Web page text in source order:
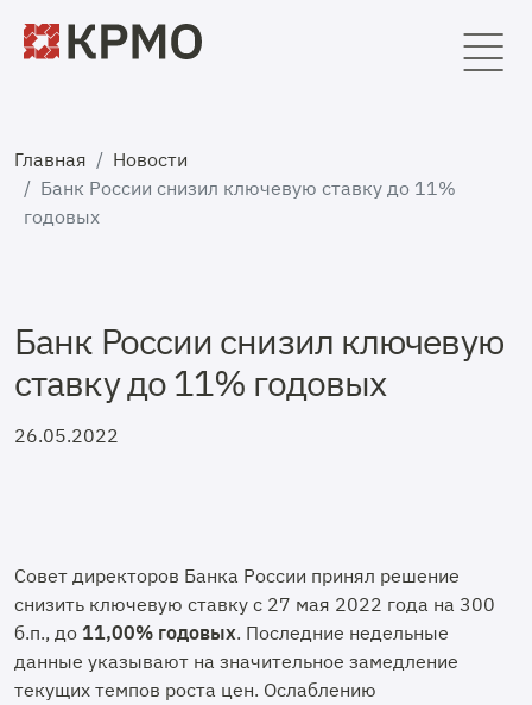
Главная
Новости
Банк России снизил ключевую ставку до 11%
годовых
Банк России снизил ключевую
ставку до 11% годовых
26.05.2022
Совет директоров Банка России принял решение
снизить ключевую ставку с 27 мая 2022 года на 300
б.п., до 11,00% годовых. Последние недельные
данные указывают на значительное замедление
текущих темпов роста цен. Ослаблению